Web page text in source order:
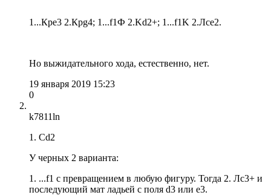
1...Кре3 2.Крg4; 1...f1Ф 2.Kd2+; 1...f1K 2.Лсе2.
Но выжидательного хода, естественно, нет.
19 января 2019 15:23
0
k7811ln
1. Cd2
У черных 2 варианта:
1. ...f1 с превращением в любую фигуру. Тогда 2. Лс3+ и
последующий мат ладьей с поля d3 или e3.